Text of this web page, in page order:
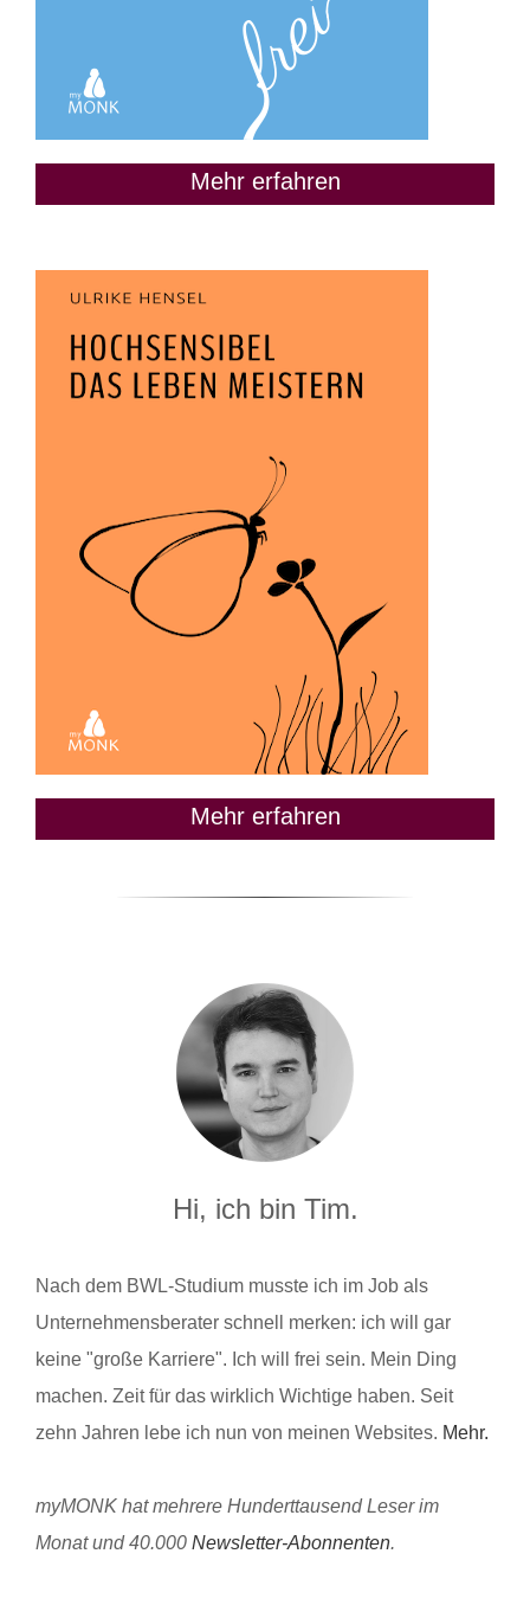
Mehr erfahren
Mehr erfahren
Hi, ich bin Tim.
Nach dem BWL-Studium musste ich im Job als
Unternehmensberater schnell merken: ich will gar
keine "große Karriere". Ich will frei sein. Mein Ding
machen. Zeit für das wirklich Wichtige haben. Seit
zehn Jahren lebe ich nun von meinen Websites. Mehr.
myMONK hat mehrere Hunderttausend Leser im
Monat und 40.000 Newsletter-Abonnenten.